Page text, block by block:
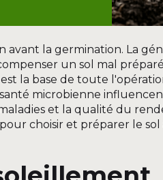
la germination. La
un sol mal
la base de toute
microbienne
et la qualité du
choisir et préparer le